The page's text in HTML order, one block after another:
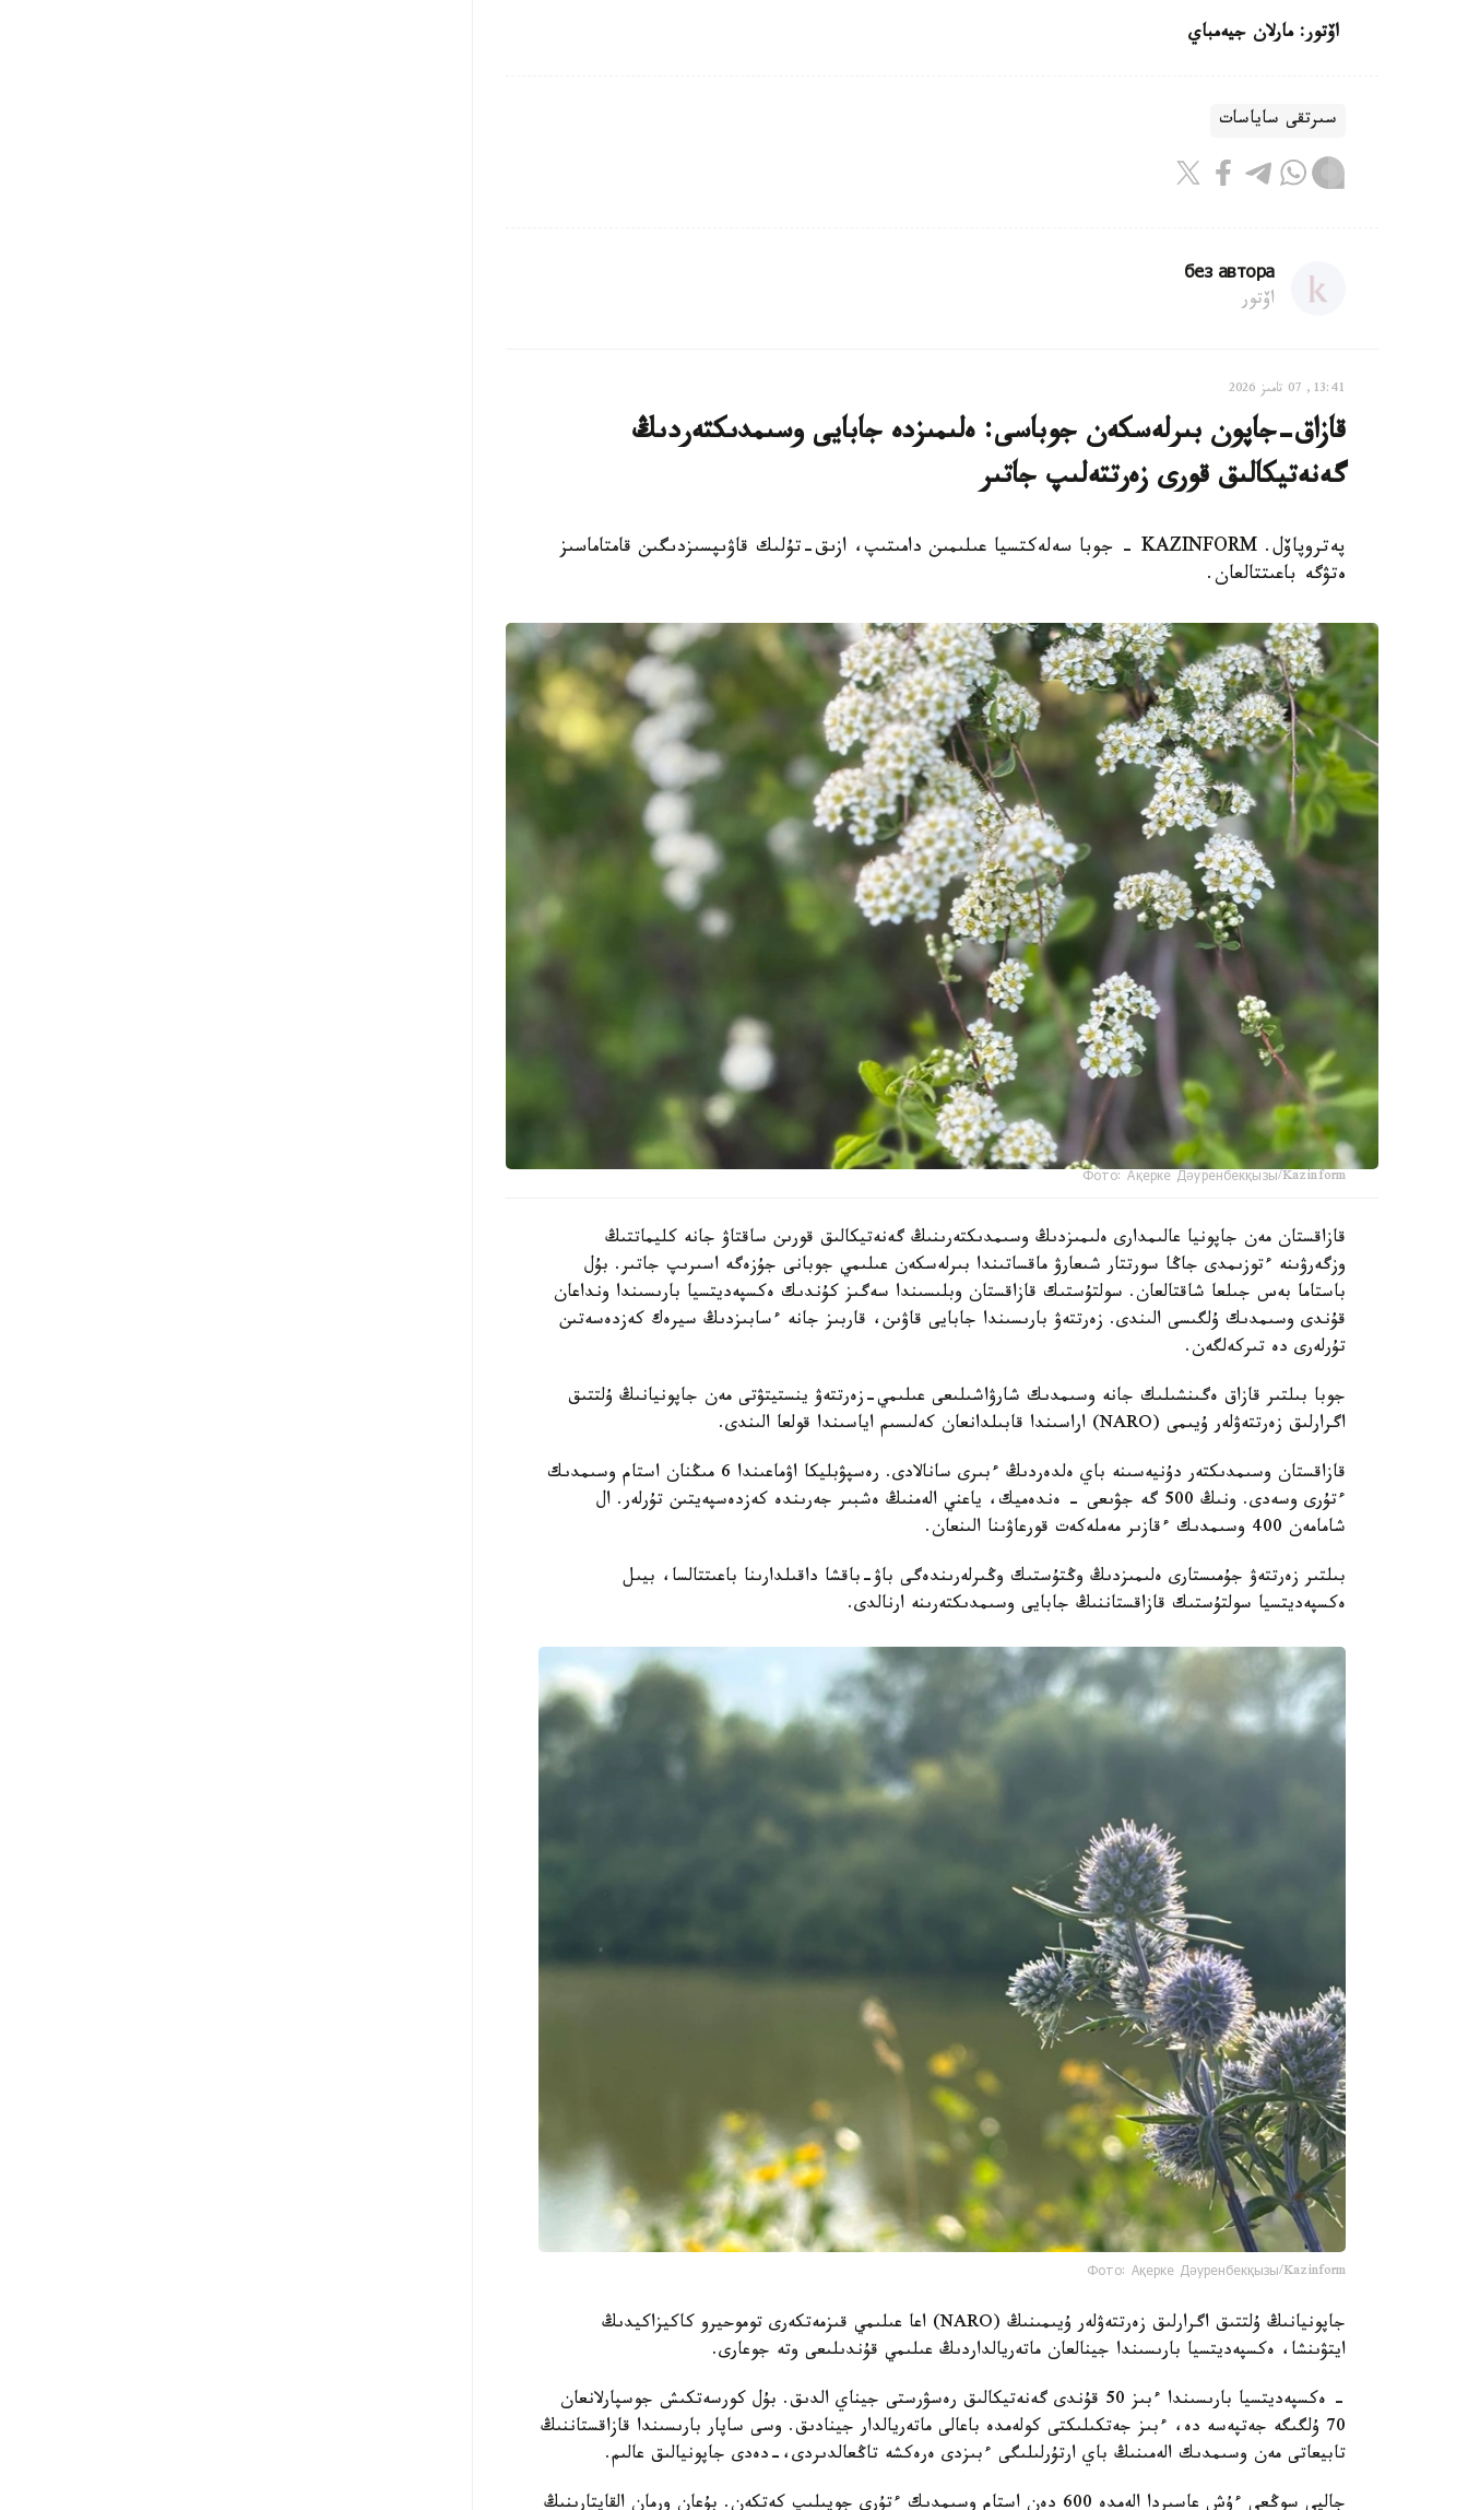
اۆتور: مارلان جيەمباي
سىرتقى ساياسات
без автора
اۆتور
13:41, 07 تامىز 2026
قازاق-جاپون بىرلەسكەن جوباسى: ەلىمىزدە جابايى وسىمدىكتەردىڭ
گەنەتيكالىق قورى زەرتتەلىپ جاتىر
پەتروپاۆل. KAZINFORM - جوبا سەلەكتسيا عىلىمىن دامىتىپ، ازىق-تۇلىك قاۋىپسىزدىگىن قامتاماسىز
ەتۋگە باعىتتالعان.
Фото: Ақерке Дәуренбекқызы/Kazinform
قازاقستان مەن جاپونيا عالىمدارى ەلىمىزدىڭ وسىمدىكتەرىنىڭ گەنەتيكالىق قورىن ساقتاۋ جانە كليماتتىڭ
وزگەرۋىنە ءتوزىمدى جاڭا سورتتار شىعارۋ ماقساتىندا بىرلەسكەن عىلىمي جوبانى جۇزەگە اسىرىپ جاتىر. بۇل
باستاما بەس جىلعا شاقتالعان. سولتۇستىك قازاقستان وبلىسىندا سەگىز كۇندىك ەكسپەديتسيا بارىسىندا ونداعان
قۇندى وسىمدىك ۇلگىسى الىندى. زەرتتەۋ بارىسىندا جابايى قاۋىن، قاربىز جانە ءسابىزدىڭ سيرەك كەزدەسەتىن
تۇرلەرى دە تىركەلگەن.
جوبا بىلتىر قازاق ەگىنشىلىك جانە وسىمدىك شارۋاشىلىعى عىلىمي-زەرتتەۋ ينستيتۋتى مەن جاپونيانىڭ ۇلتتىق
اگرارلىق زەرتتەۋلەر ۇيىمى (NARO) اراسىندا قابىلدانعان كەلىسىم اياسىندا قولعا الىندى.
قازاقستان وسىمدىكتەر دۇنيەسىنە باي ەلدەردىڭ ءبىرى سانالادى. رەسپۋبليكا اۋماعىندا 6 مىڭنان استام وسىمدىك
ءتۇرى وسەدى. ونىڭ 500 گە جۋىعى - ەندەميك، ياعني الەمنىڭ ەشبىر جەرىندە كەزدەسپەيتىن تۇرلەر. ال
شامامەن 400 وسىمدىك ءقازىر مەملەكەت قورعاۋىنا الىنعان.
بىلتىر زەرتتەۋ جۇمىستارى ەلىمىزدىڭ وڭتۇستىك وڭىرلەرىندەگى باۋ-باقشا داقىلدارىنا باعىتتالسا، بيىل
ەكسپەديتسيا سولتۇستىك قازاقستاننىڭ جابايى وسىمدىكتەرىنە ارنالدى.
Фото: Ақерке Дәуренбекқызы/Kazinform
جاپونيانىڭ ۇلتتىق اگرارلىق زەرتتەۋلەر ۇيىمىنىڭ (NARO) اعا عىلىمي قىزمەتكەرى توموحيرو كاكيزاكيدىڭ
ايتۋىنشا، ەكسپەديتسيا بارىسىندا جينالعان ماتەريالداردىڭ عىلىمي قۇندىلىعى وتە جوعارى.
- ەكسپەديتسيا بارىسىندا ءبىز 50 قۇندى گەنەتيكالىق رەسۋرستى جيناي الدىق. بۇل كورسەتكىش جوسپارلانعان
70 ۇلگىگە جەتپەسە دە، ءبىز جەتكىلىكتى كولەمدە باعالى ماتەريالدار جينادىق. وسى ساپار بارىسىندا قازاقستاننىڭ
تابيعاتى مەن وسىمدىك الەمىنىڭ باي ارتۇرلىلىگى ءبىزدى ەرەكشە تاڭعالدىردى،-دەدى جاپونيالىق عالىم.